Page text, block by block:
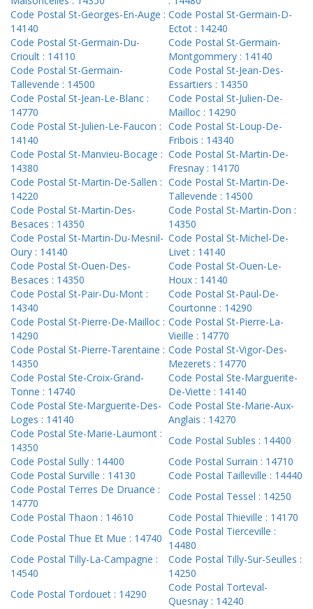
Code Postal St-Georges-En-Auge :
14140
Code Postal St-Germain-D-
Ectot : 14240
Code Postal St-Germain-Du-
Crioult : 14110
Code Postal St-Germain-
Montgommery : 14140
Code Postal St-Germain-
Tallevende : 14500
Code Postal St-Jean-Des-
Essartiers : 14350
Code Postal St-Jean-Le-Blanc :
14770
Code Postal St-Julien-De-
Mailloc : 14290
Code Postal St-Julien-Le-Faucon :
14140
Code Postal St-Loup-De-
Fribois : 14340
Code Postal St-Manvieu-Bocage :
14380
Code Postal St-Martin-De-
Fresnay : 14170
Code Postal St-Martin-De-Sallen :
14220
Code Postal St-Martin-De-
Tallevende : 14500
Code Postal St-Martin-Des-
Besaces : 14350
Code Postal St-Martin-Don :
14350
Code Postal St-Martin-Du-Mesnil-
Oury : 14140
Code Postal St-Michel-De-
Livet : 14140
Code Postal St-Ouen-Des-
Besaces : 14350
Code Postal St-Ouen-Le-
Houx : 14140
Code Postal St-Pair-Du-Mont :
14340
Code Postal St-Paul-De-
Courtonne : 14290
Code Postal St-Pierre-De-Mailloc :
14290
Code Postal St-Pierre-La-
Vieille : 14770
Code Postal St-Pierre-Tarentaine :
14350
Code Postal St-Vigor-Des-
Mezerets : 14770
Code Postal Ste-Croix-Grand-
Tonne : 14740
Code Postal Ste-Marguerite-
De-Viette : 14140
Code Postal Ste-Marguerite-Des-
Loges : 14140
Code Postal Ste-Marie-Aux-
Anglais : 14270
Code Postal Ste-Marie-Laumont :
14350
Code Postal Subles : 14400
Code Postal Sully : 14400
Code Postal Surrain : 14710
Code Postal Surville : 14130
Code Postal Tailleville : 14440
Code Postal Terres De Druance :
14770
Code Postal Tessel : 14250
Code Postal Thaon : 14610
Code Postal Thieville : 14170
Code Postal Thue Et Mue : 14740
Code Postal Tierceville :
14480
Code Postal Tilly-La-Campagne :
14540
Code Postal Tilly-Sur-Seulles :
14250
Code Postal Tordouet : 14290
Code Postal Torteval-
Quesnay : 14240